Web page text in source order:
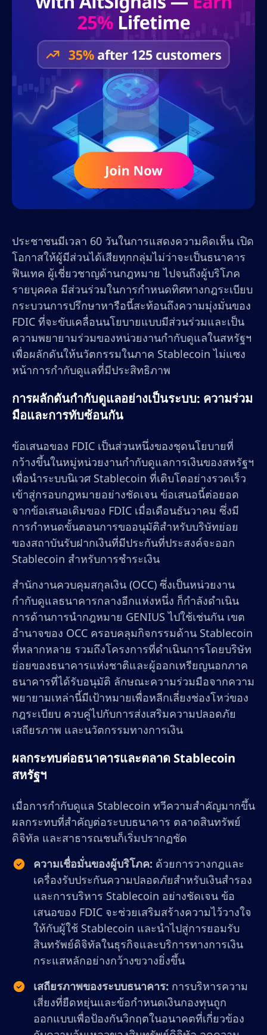
ประชาชนมีเวลา 60 วันในการแสดงความคิดเห็น เปิด
โอกาสให้ผู้มีส่วนได้เสียทุกกลุ่มไม่ว่าจะเป็นธนาคาร
ฟินเทค ผู้เชี่ยวชาญด้านกฎหมาย ไปจนถึงผู้บริโภค
รายบุคคล มีส่วนร่วมในการกำหนดทิศทางกฎระเบียบ
กระบวนการปรึกษาหารือนี้สะท้อนถึงความมุ่งมั่นของ
FDIC ที่จะขับเคลื่อนนโยบายแบบมีส่วนร่วมและเป็น
ความพยายามร่วมของหน่วยงานกำกับดูแลในสหรัฐฯ
เพื่อผลักดันให้นวัตกรรมในภาค Stablecoin ไม่แซง
หน้าการกำกับดูแลที่มีประสิทธิภาพ
การผลักดันกำกับดูแลอย่างเป็นระบบ: ความร่วม
มือและการทับซ้อนกัน
ข้อเสนอของ FDIC เป็นส่วนหนึ่งของชุดนโยบายที่
กว้างขึ้นในหมู่หน่วยงานกำกับดูแลการเงินของสหรัฐฯ
เพื่อนำระบบนิเวศ Stablecoin ที่เติบโตอย่างรวดเร็ว
เข้าสู่กรอบกฎหมายอย่างชัดเจน ข้อเสนอนี้ต่อยอด
จากข้อเสนอเดิมของ FDIC เมื่อเดือนธันวาคม ซึ่งมี
การกำหนดขั้นตอนการขออนุมัติสำหรับบริษัทย่อย
ของสถาบันรับฝากเงินที่มีประกันที่ประสงค์จะออก
Stablecoin สำหรับการชำระเงิน
สำนักงานควบคุมสกุลเงิน (OCC) ซึ่งเป็นหน่วยงาน
กำกับดูแลธนาคารกลางอีกแห่งหนึ่ง ก็กำลังดำเนิน
การด้านการนำกฎหมาย GENIUS ไปใช้เช่นกัน เขต
อำนาจของ OCC ครอบคลุมกิจกรรมด้าน Stablecoin
ที่หลากหลาย รวมถึงโครงการที่ดำเนินการโดยบริษัท
ย่อยของธนาคารแห่งชาติและผู้ออกเหรียญนอกภาค
ธนาคารที่ได้รับอนุมัติ ลักษณะความร่วมมือจากความ
พยายามเหล่านี้มีเป้าหมายเพื่อหลีกเลี่ยงช่องโหว่ของ
กฎระเบียบ ควบคู่ไปกับการส่งเสริมความปลอดภัย
เสถียรภาพ และนวัตกรรมทางการเงิน
ผลกระทบต่อธนาคารและตลาด Stablecoin
สหรัฐฯ
เมื่อการกำกับดูแล Stablecoin ทวีความสำคัญมากขึ้น
ผลกระทบที่สำคัญต่อระบบธนาคาร ตลาดสินทรัพย์
ดิจิทัล และสาธารณชนก็เริ่มปรากฏชัด
ความเชื่อมั่นของผู้บริโภค: ด้วยการวางกฎและ
เครื่องรับประกันความปลอดภัยสำหรับเงินสำรอง
และการบริหาร Stablecoin อย่างชัดเจน ข้อ
เสนอของ FDIC จะช่วยเสริมสร้างความไว้วางใจ
ให้กับผู้ใช้ Stablecoin และนำไปสู่การยอมรับ
สินทรัพย์ดิจิทัลในธุรกิจและบริการทางการเงิน
กระแสหลักอย่างกว้างขวางยิ่งขึ้น
เสถียรภาพของระบบธนาคาร: การบริหารความ
เสี่ยงที่ยืดหยุ่นและข้อกำหนดเงินกองทุนถูก
ออกแบบเพื่อป้องกันวิกฤตในอนาคตที่เกี่ยวข้อง